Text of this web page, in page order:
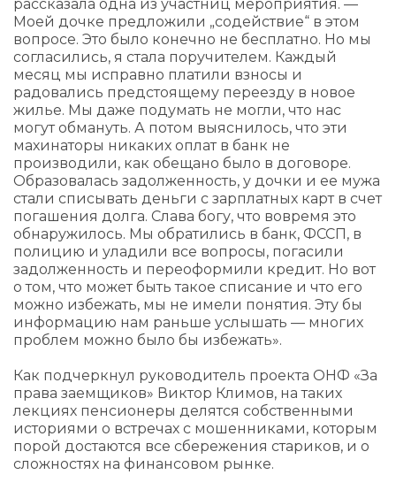
рассказала одна из участниц мероприятия. —
Моей дочке предложили „содействие“ в этом
вопросе. Это было конечно не бесплатно. Но мы
согласились, я стала поручителем. Каждый
месяц мы исправно платили взносы и
радовались предстоящему переезду в новое
жилье. Мы даже подумать не могли, что нас
могут обмануть. А потом выяснилось, что эти
махинаторы никаких оплат в банк не
производили, как обещано было в договоре.
Образовалась задолженность, у дочки и ее мужа
стали списывать деньги с зарплатных карт в счет
погашения долга. Слава богу, что вовремя это
обнаружилось. Мы обратились в банк, ФССП, в
полицию и уладили все вопросы, погасили
задолженность и переоформили кредит. Но вот
о том, что может быть такое списание и что его
можно избежать, мы не имели понятия. Эту бы
информацию нам раньше услышать — многих
проблем можно было бы избежать».
Как подчеркнул руководитель проекта ОНФ «За
права заемщиков» Виктор Климов, на таких
лекциях пенсионеры делятся собственными
историями о встречах с мошенниками, которым
порой достаются все сбережения стариков, и о
сложностях на финансовом рынке.